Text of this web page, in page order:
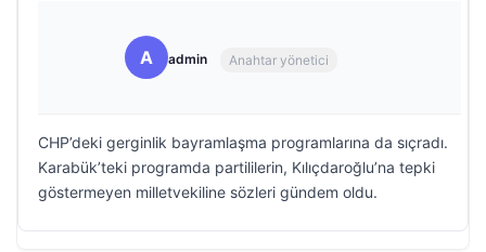
A admin Anahtar yönetici
CHP’deki gerginlik bayramlaşma programlarına da sıçradı.
Karabük’teki programda partililerin, Kılıçdaroğlu’na tepki
göstermeyen milletvekiline sözleri gündem oldu.